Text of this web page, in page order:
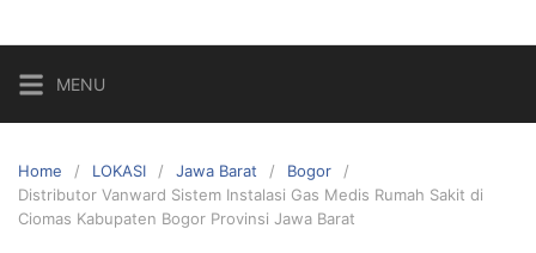
MENU
Home LOKASI Jawa Barat
Bogor
Distributor Vanward Sistem Instalasi Gas Medis Rumah Sakit di
Ciomas Kabupaten Bogor Provinsi Jawa Barat